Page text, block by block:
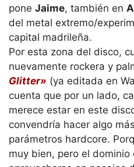
pone Jaime, también en
del metal extremo/
capital madrileña.
Por esta zona del disco,
nuevamente rockera y
Glitter» (ya editada en
cuenta que por un lado,
merece estar en este
convendría hacer algo
parámetros hardcore.
muy bien, pero el dominio